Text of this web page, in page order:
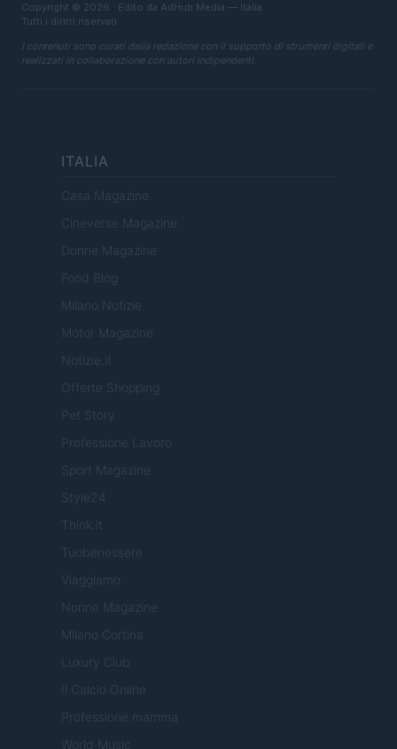
Copyright © 2026 · Edito da AdHub Media — Italia
Tutti i diritti riservati
I contenuti sono curati dalla redazione con il supporto di strumenti digitali e
realizzati in collaborazione con autori indipendenti.
ITALIA
Casa Magazine
Cineverse Magazine
Donne Magazine
Food Blog
Milano Notizie
Motor Magazine
Notizie.it
Offerte Shopping
Pet Story
Professione Lavoro
Sport Magazine
Style24
Think.it
Tuobenessere
Viaggiamo
Nonne Magazine
Milano Cortina
Luxury Club
Il Calcio Online
Professione mamma
World Music